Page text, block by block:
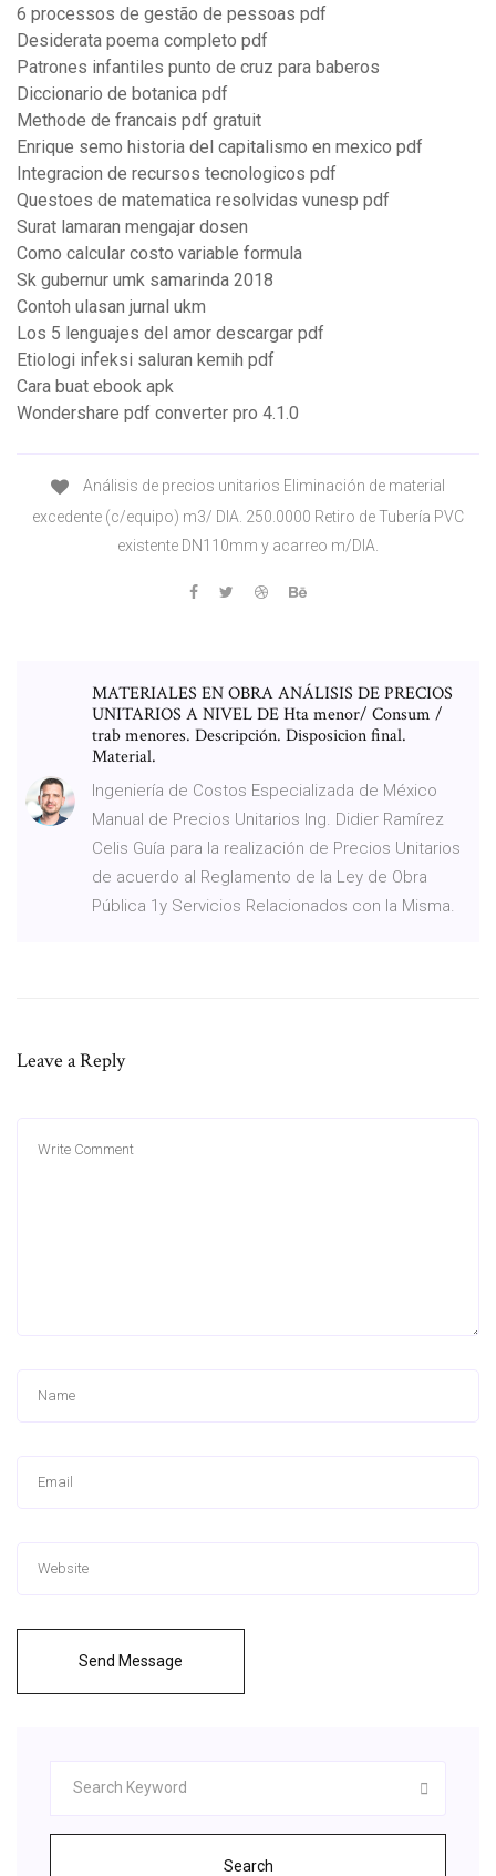
6 processos de gestão de pessoas pdf
Desiderata poema completo pdf
Patrones infantiles punto de cruz para baberos
Diccionario de botanica pdf
Methode de francais pdf gratuit
Enrique semo historia del capitalismo en mexico pdf
Integracion de recursos tecnologicos pdf
Questoes de matematica resolvidas vunesp pdf
Surat lamaran mengajar dosen
Como calcular costo variable formula
Sk gubernur umk samarinda 2018
Contoh ulasan jurnal ukm
Los 5 lenguajes del amor descargar pdf
Etiologi infeksi saluran kemih pdf
Cara buat ebook apk
Wondershare pdf converter pro 4.1.0
Análisis de precios unitarios Eliminación de material
excedente (c/equipo) m3/ DIA. 250.0000 Retiro de Tubería PVC
existente DN110mm y acarreo m/DIA.
MATERIALES EN OBRA ANÁLISIS DE PRECIOS
UNITARIOS A NIVEL DE Hta menor/ Consum /
trab menores. Descripción. Disposicion final.
Material.
Ingeniería de Costos Especializada de México
Manual de Precios Unitarios Ing. Didier Ramírez
Celis Guía para la realización de Precios Unitarios
de acuerdo al Reglamento de la Ley de Obra
Pública 1y Servicios Relacionados con la Misma.
Leave a Reply
Send Message
Search